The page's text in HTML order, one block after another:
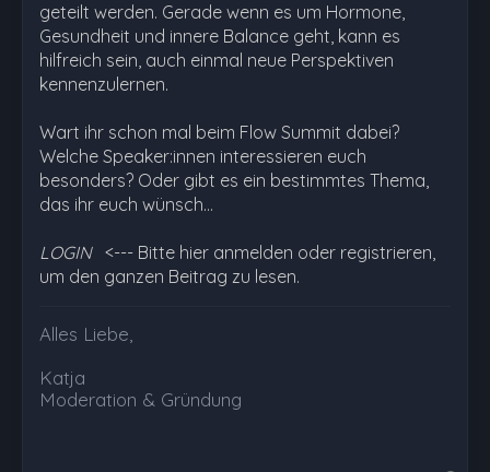
geteilt werden. Gerade wenn es um Hormone,
Gesundheit und innere Balance geht, kann es
hilfreich sein, auch einmal neue Perspektiven
kennenzulernen.
Wart ihr schon mal beim Flow Summit dabei?
Welche Speaker:innen interessieren euch
besonders? Oder gibt es ein bestimmtes Thema,
das ihr euch wünsch…
LOGIN <--- Bitte hier anmelden oder registrieren,
um den ganzen Beitrag zu lesen.
Alles Liebe,
Katja
Moderation & Gründung